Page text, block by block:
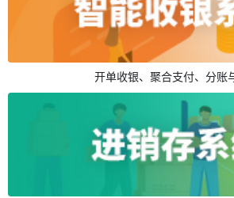
开单收银、聚合支付、分账